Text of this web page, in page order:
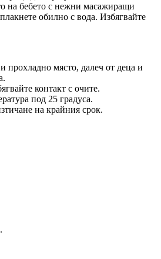
на бебето с нежни масажиращи
обилно с вода. Избягвайте
прохладно място, далеч от деца и
контакт с очите.
под 25 градуса.
на крайния срок.